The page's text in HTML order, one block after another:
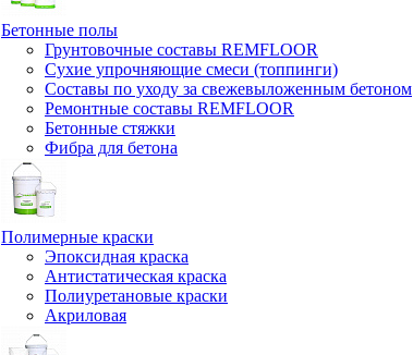
Бетонные полы
Грунтовочные составы REMFLOOR
Сухие упрочняющие смеси (топпинги)
Составы по уходу за свежевыложенным бетоном
Ремонтные составы REMFLOOR
Бетонные стяжки
Фибра для бетона
Полимерные краски
Эпоксидная краска
Антистатическая краска
Полиуретановые краски
Акриловая